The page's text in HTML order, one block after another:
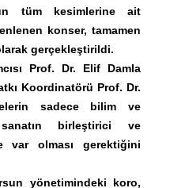
tüm kesimlerine ait
konser, tamamen
gerçekleştirildi.
Prof. Dr. Elif Damla
Koordinatörü Prof. Dr.
sadece bilim ve
birleştirici ve
var olması gerektiğini
yönetimindeki koro,